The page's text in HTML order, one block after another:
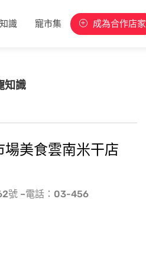
識 寵市集 成為合作店家
知識
場美食雲南米干店
號 –電話：03-456